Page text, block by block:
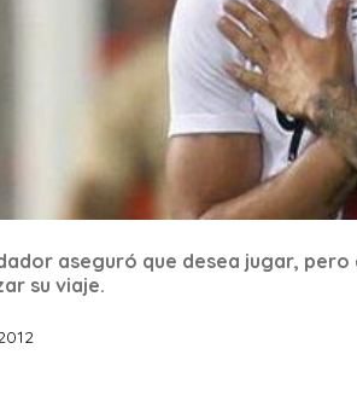
aseguró que desea jugar,
su viaje.